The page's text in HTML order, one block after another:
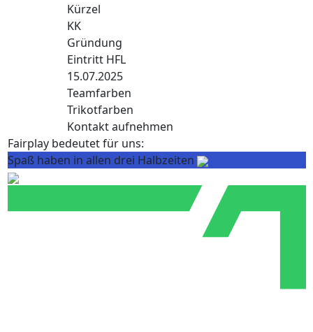
Kürzel
KK
Gründung
Eintritt HFL
15.07.2025
Teamfarben
Trikotfarben
Kontakt aufnehmen
Fairplay bedeutet für uns:
Spaß haben in allen drei Halbzeiten